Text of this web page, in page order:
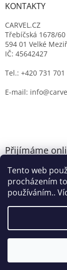
Tento web
procházením
používáním..
KONTAKTY
CARVEL.CZ
Třebíčská 1678/60
594 01 Velké
IČ: 45642427
Tel.: +420 731 701
E-mail:
Přijímáme